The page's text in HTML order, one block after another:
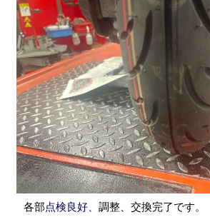
各部点検良好、調整、交換完了です。